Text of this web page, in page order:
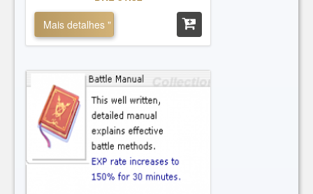
Mais detalhes "